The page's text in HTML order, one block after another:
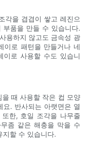
각을 겹겹이 쌓고 레진으
품을 만들 수 있습니다.
용하지 않고도 금속성 광
이로 패턴을 만들거나 네
로 사용할 수도 있습니
때 사용할 작은 컵 모양
요. 반사되는 아랫면은 열
한, 호일 조각을 나무줄
좀 같은 해충을 막을 수
지할 수 있습니다.